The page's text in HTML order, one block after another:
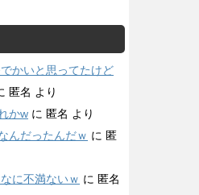
かいと思ってたけど
匿名 より
かw に 匿名 より
んだったんだｗ に 匿
に不満ないｗ に 匿名